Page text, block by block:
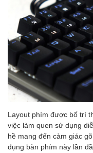
Layout phím được bố trí
việc làm quen sử dụng
hề mang đến cảm giác
dụng bàn phím này lần